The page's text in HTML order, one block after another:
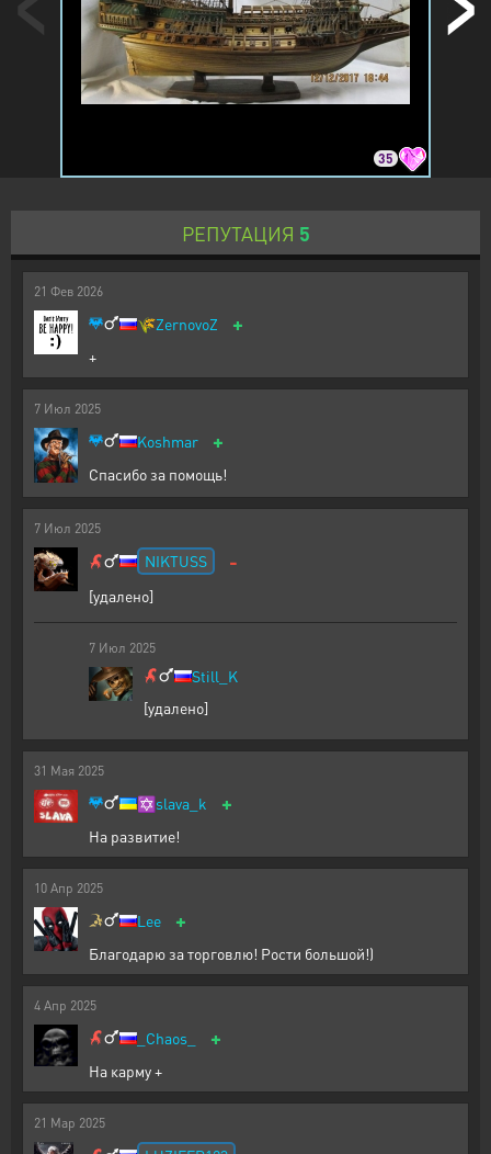
35
РЕПУТАЦИЯ 5
21 Фев 2026
🌾ZernovoZ +
+
7 Июл 2025
Koshmar +
Спасибо за помощь!
7 Июл 2025
NIKTUSS -
[удалено]
7 Июл 2025
Still_K
[удалено]
31 Мая 2025
✡️slava_k +
На развитие!
10 Апр 2025
Lee +
Благодарю за торговлю! Рости большой!)
4 Апр 2025
_Chaos_ +
На карму +
21 Мар 2025